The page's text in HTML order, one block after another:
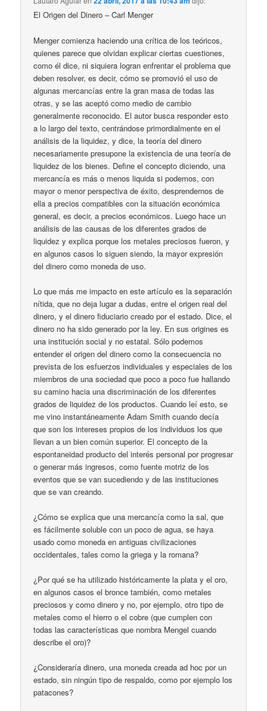
El Origen del Dinero – Carl Menger
Menger comienza haciendo una crítica de los teóricos,
quienes parece que olvidan explicar ciertas cuestiones,
como él dice, ni siquiera logran enfrentar el problema que
deben resolver, es decir, cómo se promovió el uso de
algunas mercancías entre la gran masa de todas las
otras, y se las aceptó como medio de cambio
generalmente reconocido. El autor busca responder esto
a lo largo del texto, centrándose primordialmente en el
análisis de la liquidez, y dice, la teoría del dinero
necesariamente presupone la existencia de una teoría de
liquidez de los bienes. Define el concepto diciendo, una
mercancía es más o menos liquida si podemos, con
mayor o menor perspectiva de éxito, desprendernos de
ella a precios compatibles con la situación económica
general, es decir, a precios económicos. Luego hace un
análisis de las causas de los diferentes grados de
liquidez y explica porque los metales preciosos fueron, y
en algunos casos lo siguen siendo, la mayor expresión
del dinero como moneda de uso.
Lo que más me impacto en este artículo es la separación
nítida, que no deja lugar a dudas, entre el origen real del
dinero, y el dinero fiduciario creado por el estado. Dice, el
dinero no ha sido generado por la ley. En sus origines es
una institución social y no estatal. Sólo podemos
entender el origen del dinero como la consecuencia no
prevista de los esfuerzos individuales y especiales de los
miembros de una sociedad que poco a poco fue hallando
su camino hacia una discriminación de los diferentes
grados de liquidez de los productos. Cuando leí esto, se
me vino instantáneamente Adam Smith cuando decía
que son los intereses propios de los individuos los que
llevan a un bien común superior. El concepto de la
espontaneidad producto del interés personal por progresar
o generar más ingresos, como fuente motriz de los
eventos que se van sucediendo y de las instituciones
que se van creando.
¿Cómo se explica que una mercancía como la sal, que
es fácilmente soluble con un poco de agua, se haya
usado como moneda en antiguas civilizaciones
occidentales, tales como la griega y la romana?
¿Por qué se ha utilizado históricamente la plata y el oro,
en algunos casos el bronce también, como metales
preciosos y como dinero y no, por ejemplo, otro tipo de
metales como el hierro o el cobre (que cumplen con
todas las características que nombra Mengel cuando
describe el oro)?
¿Consideraría dinero, una moneda creada ad hoc por un
estado, sin ningún tipo de respaldo, como por ejemplo los
patacones?